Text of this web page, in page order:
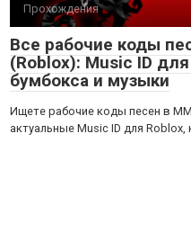
Прохождения
Все рабочие коды
(Roblox): Music ID
бумбокса и музыки
Ищете рабочие коды песен в
актуальные Music ID для